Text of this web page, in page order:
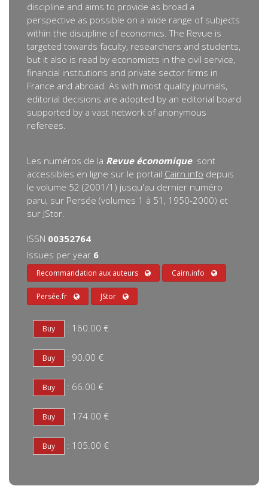
discipline and aims to provide as broad a
perspective as possible on a wide range of subjects
within the discipline of economics. The Revue is
targeted towards faculty, researchers and students,
but it also is read by economists in the civil service,
financial institutions and private sector firms in
France and abroad. As with most quality journals,
editorial decisions are adopted by an editorial board
supported by a vast network of anonymous
referees.
Les numéros de la Revue économique sont
accessibles en ligne sur le portail Cairn.info depuis
le volume 52 (2001/1) jusqu'au dernier numéro
paru, sur Persée (volumes 1 à 51, 1950-2000) et
sur JStor.
ISSN 00352764
Issues per year 6
Recommandation aux auteurs Cairn.info
Persée.fr JStor
: 160.00 €
: 90.00 €
: 66.00 €
: 174.00 €
: 105.00 €